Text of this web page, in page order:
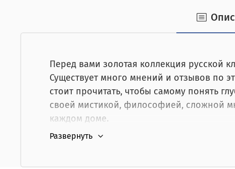
Перед вами золотая коллекция русской
Существует много мнений и отзывов по
стоит прочитать, чтобы самому понять
своей мистикой, философией, сложной
каждом доме.